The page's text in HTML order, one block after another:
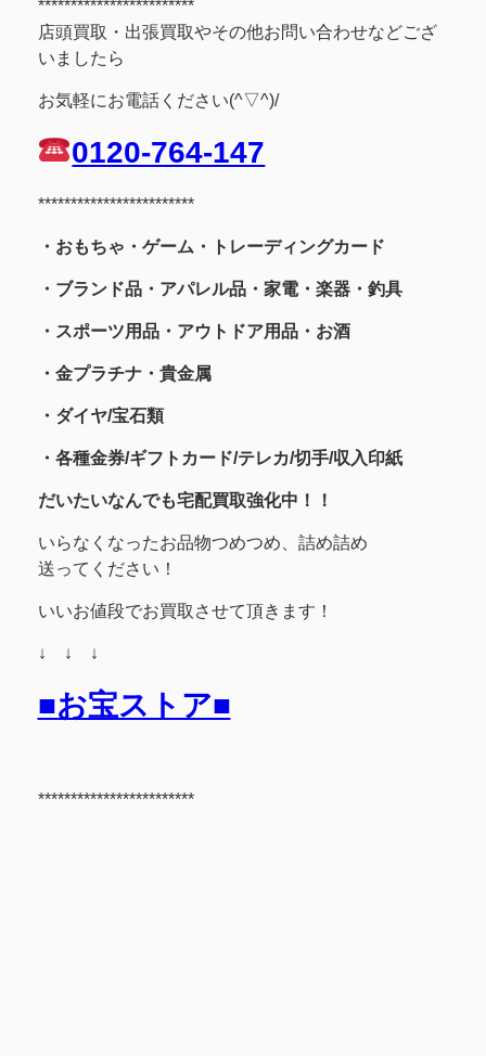
************************
店頭買取・出張買取やその他お問い合わせなどござ
いましたら
お気軽にお電話ください(^▽^)/
0120-764-147
************************
・おもちゃ・ゲーム・トレーディングカード
・ブランド品・アパレル品・家電・楽器・釣具
・スポーツ用品・アウトドア用品・お酒
・金プラチナ・貴金属
・ ダイヤ/宝石類
・各種金券/ギフトカード/テレカ/切手/収入印紙
だいたいなんでも宅配買取強化中！！
いらなくなったお品物つめつめ、詰め詰め
送ってください！
いいお値段でお買取させて頂きます！
↓ ↓ ↓
■お宝ストア■
************************